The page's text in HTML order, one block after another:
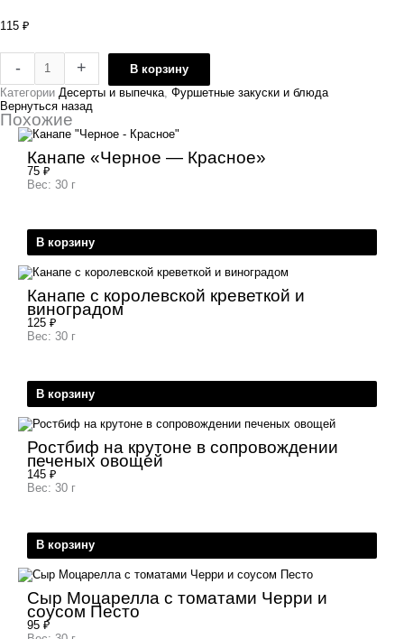
115 ₽
- +
В корзину
Категории Десерты и выпечка, Фуршетные закуски и блюда
Вернуться назад
Похожие
Канапе «Черное — Красное»
75 ₽
Вес: 30 г
В корзину
Канапе с королевской креветкой и
виноградом
125 ₽
Вес: 30 г
В корзину
Ростбиф на крутоне в сопровождении
печеных овощей
145 ₽
Вес: 30 г
В корзину
Сыр Моцарелла с томатами Черри и
соусом Песто
95 ₽